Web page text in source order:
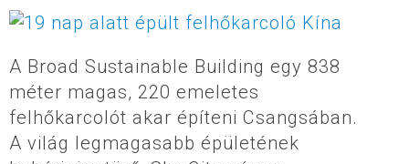
A Broad Sustainable Building egy 838
méter magas, 220 emeletes
felhőkarcolót akar építeni Csangsában.
A világ legmagasabb épületének